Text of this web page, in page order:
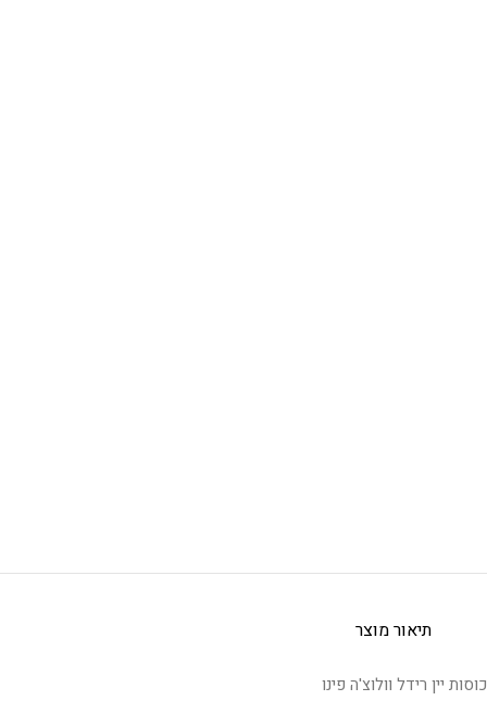
תיאור מוצר
כוסות יין רידל וולוצ'ה פינו